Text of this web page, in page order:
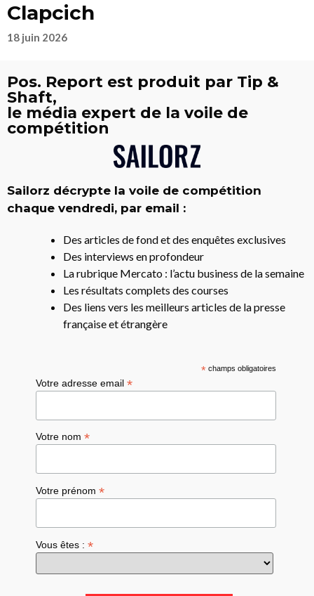
Clapcich
18 juin 2026
Pos. Report est produit par Tip &
Shaft,
le média expert de la voile de
compétition
Sailorz décrypte la voile de compétition
chaque vendredi, par email :
Des articles de fond et des enquêtes exclusives
Des interviews en profondeur
La rubrique Mercato : l’actu business de la semaine
Les résultats complets des courses
Des liens vers les meilleurs articles de la presse
française et étrangère
*champs obligatoires
Votre adresse email*
Votre nom*
Votre prénom*
Vous êtes :*